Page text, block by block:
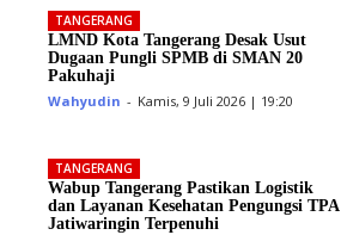
TANGERANG
LMND Kota Tangerang Desak Usut
Dugaan Pungli SPMB di SMAN 20
Pakuhaji
Wahyudin - Kamis, 9 Juli 2026 | 19:20
TANGERANG
Wabup Tangerang Pastikan Logistik
dan Layanan Kesehatan Pengungsi TPA
Jatiwaringin Terpenuhi